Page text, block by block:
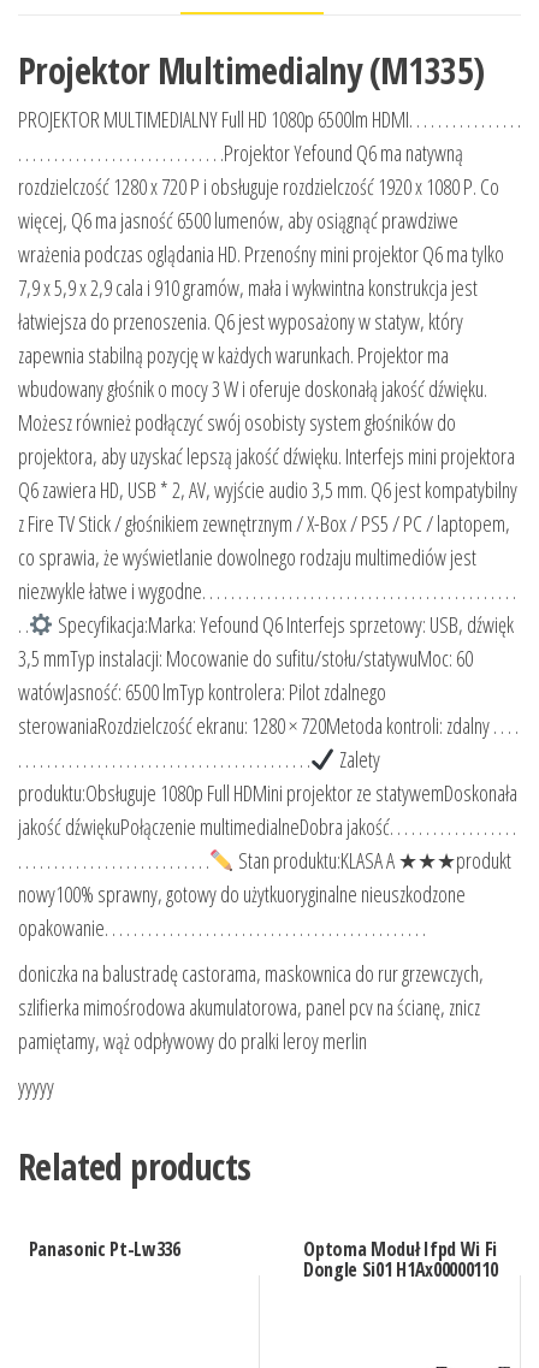
Projektor Multimedialny (M1335)
PROJEKTOR MULTIMEDIALNY Full HD 1080p 6500lm HDMI. . . . . . . . . . . . . . . .
. . . . . . . . . . . . . . . . . . . . . . . . . . . . .Projektor Yefound Q6 ma natywną
rozdzielczość 1280 x 720 P i obsługuje rozdzielczość 1920 x 1080 P. Co
więcej, Q6 ma jasność 6500 lumenów, aby osiągnąć prawdziwe
wrażenia podczas oglądania HD. Przenośny mini projektor Q6 ma tylko
7,9 x 5,9 x 2,9 cala i 910 gramów, mała i wykwintna konstrukcja jest
łatwiejsza do przenoszenia. Q6 jest wyposażony w statyw, który
zapewnia stabilną pozycję w każdych warunkach. Projektor ma
wbudowany głośnik o mocy 3 W i oferuje doskonałą jakość dźwięku.
Możesz również podłączyć swój osobisty system głośników do
projektora, aby uzyskać lepszą jakość dźwięku. Interfejs mini projektora
Q6 zawiera HD, USB * 2, AV, wyjście audio 3,5 mm. Q6 jest kompatybilny
z Fire TV Stick / głośnikiem zewnętrznym / X-Box / PS5 / PC / laptopem,
co sprawia, że ​​wyświetlanie dowolnego rodzaju multimediów jest
niezwykle łatwe i wygodne. . . . . . . . . . . . . . . . . . . . . . . . . . . . . . . . . . . . . . . . . . . .
. .
Specyfikacja:Marka: Yefound Q6 Interfejs sprzetowy: USB, dźwięk
3,5 mmTyp instalacji: Mocowanie do sufitu/stołu/statywuMoc: 60
watówJasność: 6500 lmTyp kontrolera: Pilot zdalnego
sterowaniaRozdzielczość ekranu: 1280 × 720Metoda kontroli: zdalny . . . .
. . . . . . . . . . . . . . . . . . . . . . . . . . . . . . . . . . . . . . . . .
Zalety
produktu:Obsługuje 1080p Full HDMini projektor ze statywemDoskonała
jakość dźwiękuPołączenie multimedialneDobra jakość. . . . . . . . . . . . . . . . . .
. . . . . . . . . . . . . . . . . . . . . . . . . . .
Stan produktu:KLASA A ★★★produkt
nowy100% sprawny, gotowy do użytkuoryginalne nieuszkodzone
opakowanie. . . . . . . . . . . . . . . . . . . . . . . . . . . . . . . . . . . . . . . . . . . . .
doniczka na balustradę castorama, maskownica do rur grzewczych,
szlifierka mimośrodowa akumulatorowa, panel pcv na ścianę, znicz
pamiętamy, wąż odpływowy do pralki leroy merlin
yyyyy
Related products
Panasonic Pt-Lw336 Optoma Moduł Ifpd Wi Fi
Dongle Si01 H1Ax00000110